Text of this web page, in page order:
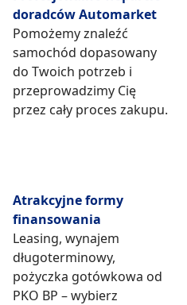
doradców Automarket
Pomożemy znaleźć
samochód dopasowany
do Twoich potrzeb i
przeprowadzimy Cię
przez cały proces zakupu.
Atrakcyjne formy
finansowania
Leasing, wynajem
długoterminowy,
pożyczka gotówkowa od
PKO BP – wybierz